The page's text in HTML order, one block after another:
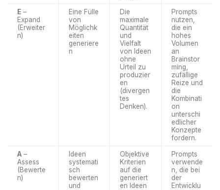
E –
Expand
(Erweiter
n)
Eine Fülle
von
Möglichk
eiten
generiere
n
Die
maximale
Quantität
und
Vielfalt
von Ideen
ohne
Urteil zu
produzier
en
(divergen
tes
Denken).
Prompts
nutzen,
die ein
hohes
Volumen
an
Brainstor
ming,
zufällige
Reize und
die
Kombinati
on
unterschi
edlicher
Konzepte
fordern.
A –
Assess
(Bewerte
n)
Ideen
systemati
sch
bewerten
und
Objektive
Kriterien
auf die
generiert
en Ideen
Prompts
verwende
n, die bei
der
Entwicklu